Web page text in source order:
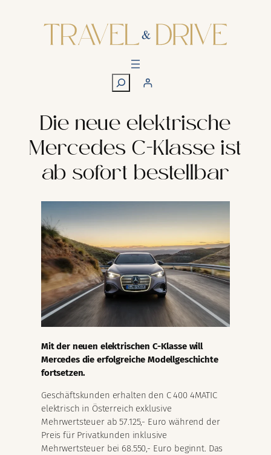
u
h
e
n
Die neue elektrische
Mercedes C-Klasse ist
ab sofort bestellbar
Mit der neuen elektrischen C-Klasse will
Mercedes die erfolgreiche Modellgeschichte
fortsetzen.
Geschäftskunden erhalten den C 400 4MATIC
elektrisch in Österreich exklusive
Mehrwertsteuer ab 57.125,- Euro während der
Preis für Privatkunden inklusive
Mehrwertsteuer bei 68.550,- Euro beginnt. Das